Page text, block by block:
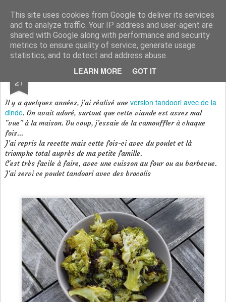
This site uses cookies from Google to deliver its services
and to analyze traffic. Your IP address and user-agent are
shared with Google along with performance and security
metrics to ensure quality of service, generate usage
statistics, and to detect and address abuse.
LEARN MORE GOT IT
Aux papilles by Virginie
21 Poulet version Tandoori
Il y a quelques années, j'ai réalisé une version tandoori avec de la
dinde. On avait adoré, surtout que cette viande est assez mal
"vue" à la maison. Du coup, j'essaie de la camouffler à chaque
fois...
J'ai repris la recette mais cette fois-ci avec du poulet et là
triomphe total auprès de ma petite famille.
C'est très facile à faire, avec une cuisson au four ou au barbecue.
J'ai servi ce poulet tandoori avec des brocolis